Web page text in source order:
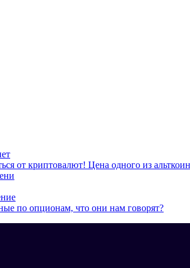
криптовалют! Цена одного из
по опционам, что они нам говорят?